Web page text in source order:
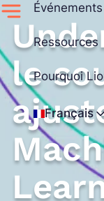
Événements
Ressources
Pourquoi
Français
le